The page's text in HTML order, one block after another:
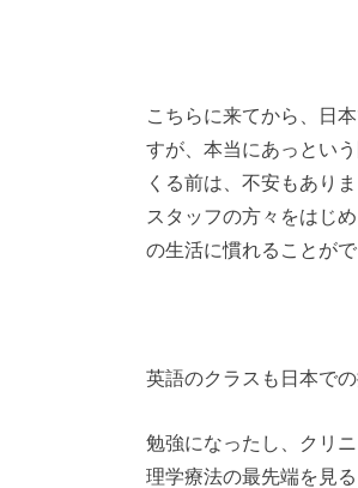
こちらに来てから、日
すが、本当にあっという
くる前は、不安もあり
スタッフの方々をはじ
の生活に慣れることがで
英語のクラスも日本で
勉強になったし、クリ
理学療法の最先端を見